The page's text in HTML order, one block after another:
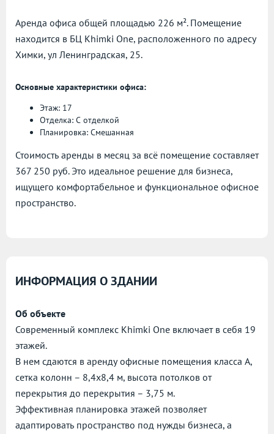
Аренда офиса общей площадью 226 м². Помещение
находится в БЦ Khimki One, расположенного по адресу
Химки, ул Ленинградская, 25.
Основные характеристики офиса:
Этаж: 17
Отделка: С отделкой
Планировка: Смешанная
Стоимость аренды в месяц за всё помещение составляет
367 250 руб. Это идеальное решение для бизнеса,
ищущего комфортабельное и функциональное офисное
пространство.
ИНФОРМАЦИЯ О ЗДАНИИ
Об объекте
Современный комплекс Khimki One включает в себя 19
этажей.
В нем сдаются в аренду офисные помещения класса А,
сетка колонн – 8,4х8,4 м, высота потолков от
перекрытия до перекрытия – 3,75 м.
Эффективная планировка этажей позволяет
адаптировать пространство под нужды бизнеса, а